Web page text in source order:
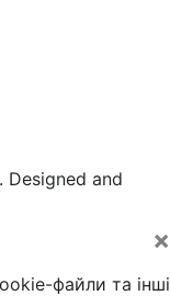
and
×
файли та інші